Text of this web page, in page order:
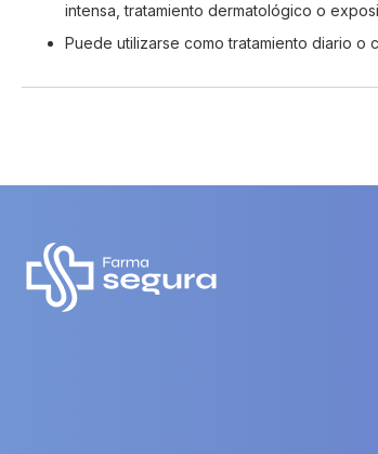
intensa, tratamiento dermatológico o
Puede utilizarse como tratamiento diario o